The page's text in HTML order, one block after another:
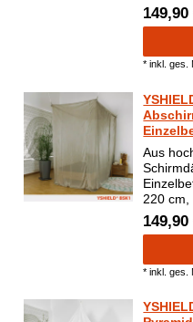
149,90
*inkl. ges.
Aus
220 cm,
149,90
*inkl. ges.